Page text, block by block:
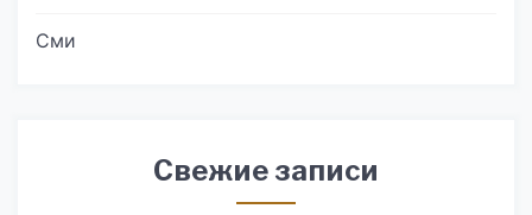
Сми
Свежие записи